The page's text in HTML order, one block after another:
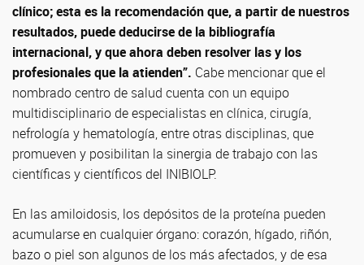
clínico; esta es la recomendación que, a partir de nuestros
resultados, puede deducirse de la bibliografía
internacional, y que ahora deben resolver las y los
profesionales que la atienden”. Cabe mencionar que el
nombrado centro de salud cuenta con un equipo
multidisciplinario de especialistas en clínica, cirugía,
nefrología y hematología, entre otras disciplinas, que
promueven y posibilitan la sinergia de trabajo con las
científicas y científicos del INIBIOLP.
En las amiloidosis, los depósitos de la proteína pueden
acumularse en cualquier órgano: corazón, hígado, riñón,
bazo o piel son algunos de los más afectados, y de esa